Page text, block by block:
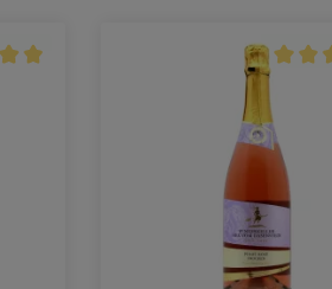
Bewertung von 5 von 5 Sternen